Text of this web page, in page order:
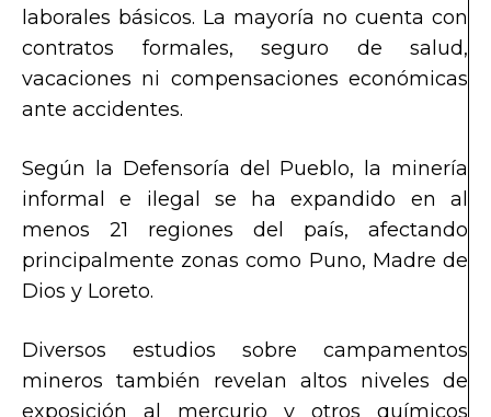
laborales básicos. La mayoría no cuenta con
contratos formales, seguro de salud,
vacaciones ni compensaciones económicas
ante accidentes.
Según la Defensoría del Pueblo, la minería
informal e ilegal se ha expandido en al
menos 21 regiones del país, afectando
principalmente zonas como Puno, Madre de
Dios y Loreto.
Diversos estudios sobre campamentos
mineros también revelan altos niveles de
exposición al mercurio y otros químicos